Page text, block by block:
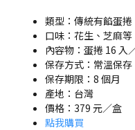
類型：傳統有餡蛋捲
口味：花生、芝麻等
內容物：蛋捲 16 入
保存方式：常溫保存
保存期限：8 個月
產地：台灣
價格：379 元／盒
點我購買